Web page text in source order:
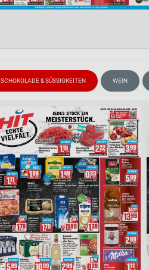
SCHOKOLADE & SÜSSIGKEITEN WEIN